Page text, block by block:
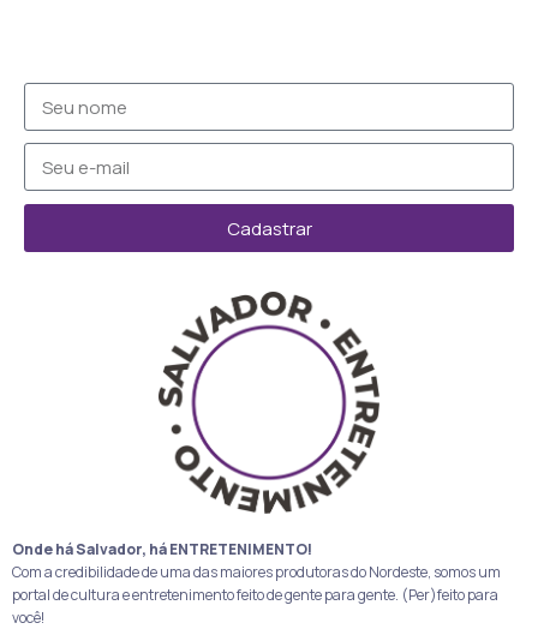
Cadastrar
Onde há Salvador, há ENTRETENIMENTO!
Com a credibilidade de uma das maiores produtoras do Nordeste, somos um
portal de cultura e entretenimento feito de gente para gente. (Per)feito para
você!